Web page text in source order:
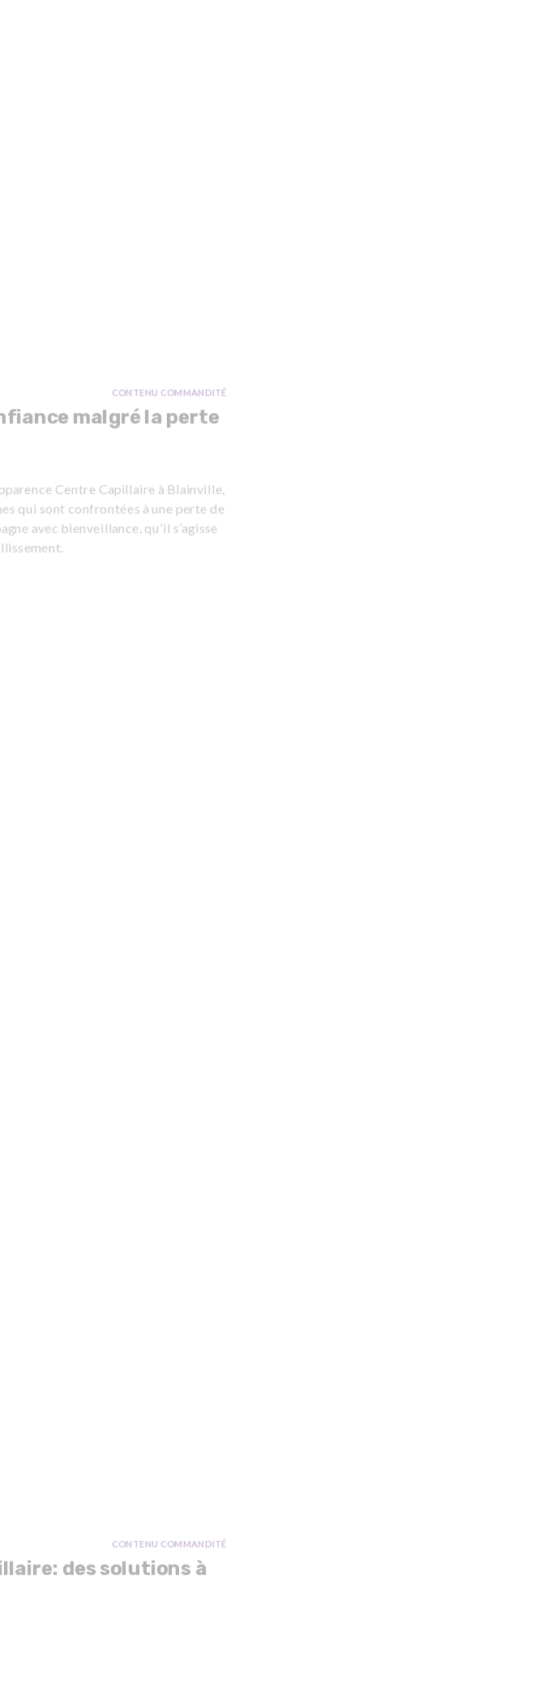
CONTENU COMMANDITÉ
malgré la perte
Centre Capillaire à Blainville,
qui sont confrontées à une perte de
avec bienveillance, qu’il s’agisse
CONTENU COMMANDITÉ
des solutions à